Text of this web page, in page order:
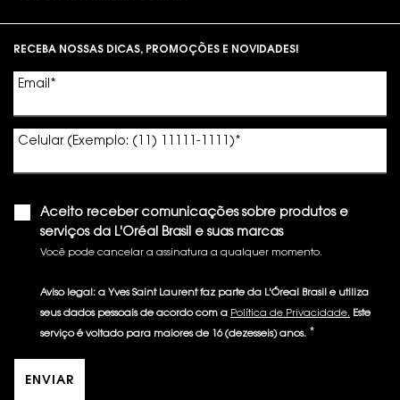
RECEBA NOSSAS DICAS, PROMOÇÕES E NOVIDADES!
Email *
Celular (Exemplo: (11) 11111-1111) *
Aceito receber comunicações sobre produtos e
serviços da L'Oréal Brasil e suas marcas
Você pode cancelar a assinatura a qualquer momento.​
Aviso legal: a Yves Saint Laurent faz parte da L'Óreal Brasil e utiliza
seus dados pessoais de acordo com a Política de Privacidade. Este
serviço é voltado para maiores de 16 (dezesseis) anos. *
ENVIAR